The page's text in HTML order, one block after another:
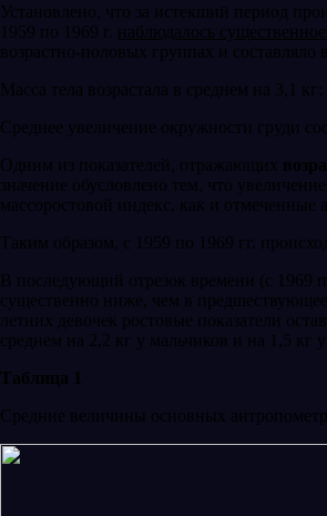
Установлено, что за истекший период
1959 по 1969 г.
наблюдалось
возрастно-половых группах и
Масса тела возрастала в среднем на 3,1
Среднее увеличение окружности груди
Одним из показателей, отражающих
значение обу­словлено тем, что
массоростовой индекс, как и
Таким образом, с 1959 по 1969 гг.
В последующий отрезок времени (с 1969
существенно ниже, чем в
летних девочек рос­товые показатели
среднем на 2,2 кг у мальчиков и на 1,5 кг
Таблица 1
Средние величины основных